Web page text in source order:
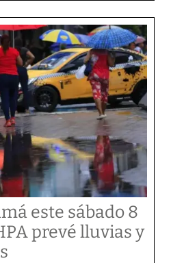
este sábado 8
prevé lluvias y